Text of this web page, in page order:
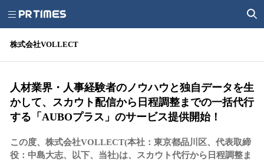
株式会社VOLLECT
人材業界・人事経験者のノウハウと独自データを生
かして、スカウト配信から日程調整までの一括代行
する「AUBOプラス」のサービス提供開始！
この度、株式会社VOLLECT(本社：東京都品川区、代表取締
役：中島大志、以下、当社)は、スカウト代行から日程調整ま